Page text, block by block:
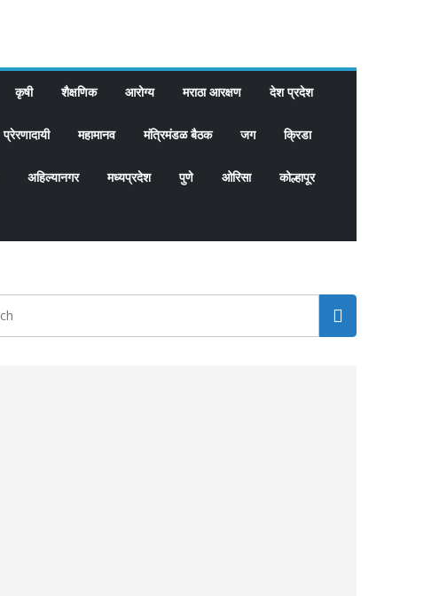
कृषी शैक्षणिक आरोग्य मराठा आरक्षण देश प्रदेश
प्रेरणादायी महामानव मंत्रिमंडळ बैठक जग क्रिडा
अहिल्यानगर मध्यप्रदेश पुणे ओरिसा कोल्हापूर